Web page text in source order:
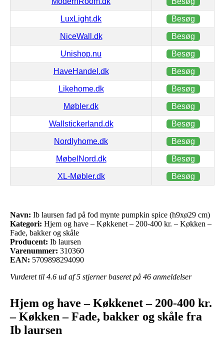
LuxLight.dk Besøg
NiceWall.dk Besøg
Unishop.nu Besøg
HaveHandel.dk Besøg
Likehome.dk Besøg
Møbler.dk Besøg
Wallstickerland.dk Besøg
Nordlyhome.dk Besøg
MøbelNord.dk Besøg
XL-Møbler.dk Besøg
Navn: Ib laursen fad på fod mynte pumpkin spice (h9xø29 cm)
Kategori: Hjem og have – Køkkenet – 200-400 kr. – Køkken –
Fade, bakker og skåle
Producent: Ib laursen
Varenummer: 310360
EAN: 5709898294090
Vurderet til 4.6 ud af 5 stjerner baseret på 46 anmeldelser
Hjem og have – Køkkenet – 200-400 kr.
– Køkken – Fade, bakker og skåle fra
Ib laursen